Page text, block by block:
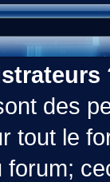
des
tout le